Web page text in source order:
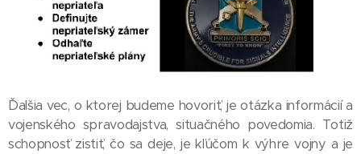
Ďalšia vec, o ktorej budeme hovoriť, je otázka informácií a
vojenského spravodajstva, situačného povedomia. Totiž
schopnosť zistiť, čo sa deje, je kľúčom k výhre vojny a je